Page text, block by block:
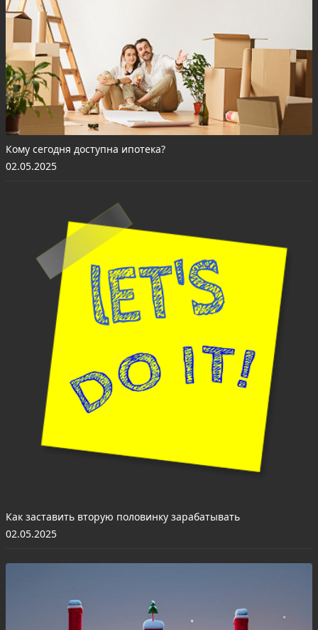
Кому сегодня доступна ипотека?
02.05.2025
Как заставить вторую половинку зарабатывать
02.05.2025